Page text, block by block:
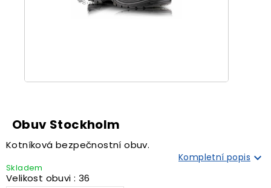
Obuv Stockholm
Kotníková bezpečnostní obuv.
Kompletní popis 
Skladem
Velikost obuvi : 36